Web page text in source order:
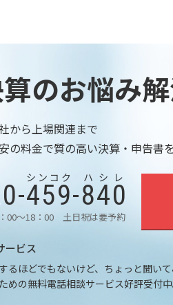
のお悩み解
から上場関連まで
の料金で質の高い決算・申告書を
459
シンコク
-840
ハシレ
：00～18：00 土日祝は要予約
ービス
るほどでもないけど、ちょっと聞いて
めの無料電話相談サービス好評受付中